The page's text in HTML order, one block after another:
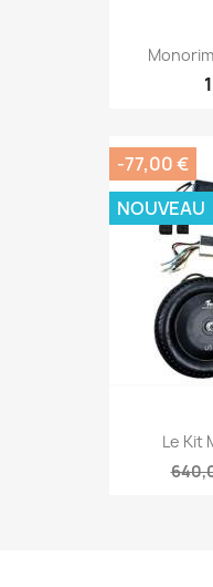
Le Kit
-77,00 €
NOUVEAU